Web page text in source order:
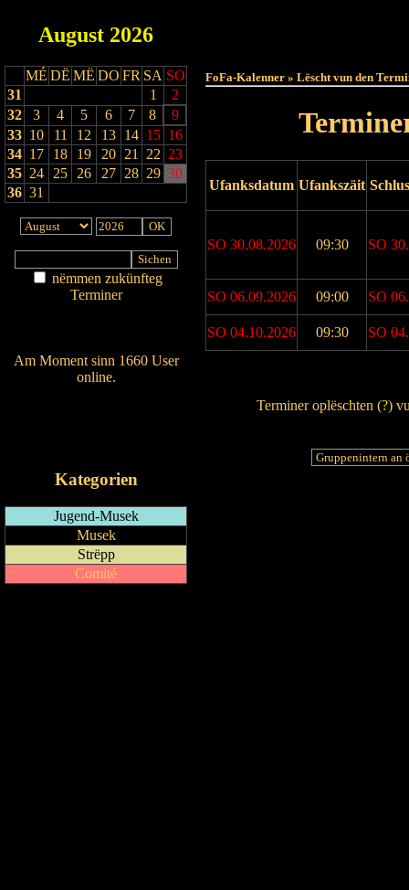
August 2026
MÉ DË MË DO FR SA SO
31
1
2
32
3 4 5 6 7 8
9
33 10 11 12 13 14 15 16
34 17 18 19 20 21 22 23
35 24 25 26 27 28 29 30
36 31
nëmmen zukünfteg
Terminer
Am Moment sinn 1660 User
online.
Kategorien
Jugend-Musek
Musek
Strëpp
Comité
FoFa-Kalenner » Lëscht vun den
Ufanksdatum Ufankszäit
SO 30.08.2026 09:30 SO
SO 06.09.2026 09:00 SO
SO 04.10.2026 09:30 SO
Terminer oplëschten (?)